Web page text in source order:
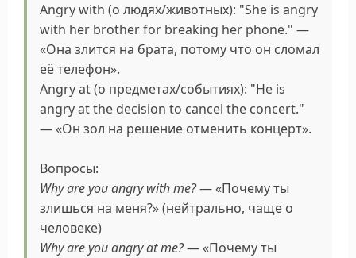
Angry with (о людях/животных): "She is angry
with her brother for breaking her phone." —
«Она злится на брата, потому что он сломал
её телефон».
Angry at (о предметах/событиях): "He is
angry at the decision to cancel the concert."
— «Он зол на решение отменить концерт».
Вопросы:
Why are you angry with me?— «Почему ты
злишься на меня?» (нейтрально, чаще о
человеке)
Why are you angry at me?— «Почему ты